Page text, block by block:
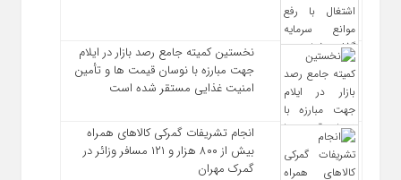
نخستین کمیته جامع رصد بازار در ایلام
جهت مبارزه با نوسان قیمت‌ ها و تأمین
امنیت غذایی مستقر شده است
انجام تشریفات گمرکی کالاهای همراه
بیش از ۸۰۰ هزار و ۱۲۱ مسافر وزائر در
گمرک مهران